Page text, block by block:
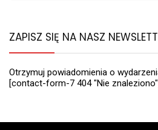
ZAPISZ SIĘ NA NASZ
Otrzymuj powiadomienia o
[contact-form-7 404 "Nie